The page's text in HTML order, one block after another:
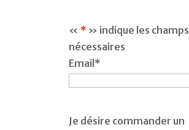
« * » indique les champs
nécessaires
Email*
Je désire commander un